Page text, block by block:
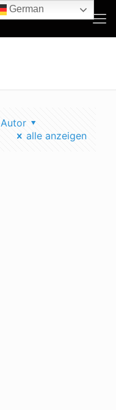
Autor
alle anzeigen
German